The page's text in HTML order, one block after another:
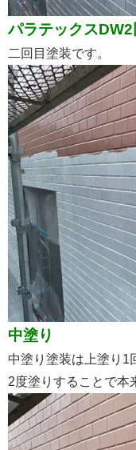
パラテックス
二回目塗装です。
中塗り
中塗り塗装は上塗り1
2度塗りすることで本